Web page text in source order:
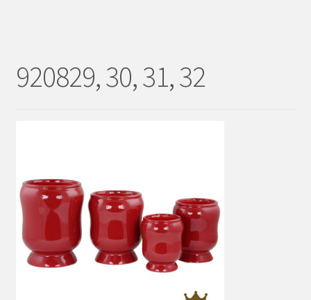
ÅF KONTO
920829, 30, 31, 32